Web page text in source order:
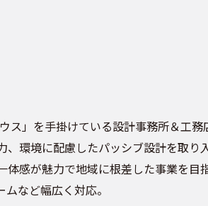
ス」を手掛けている設計事務所＆工務
環境に配慮したパッシブ設計を取り
感が魅力で地域に根差した事業を目
など幅広く対応。